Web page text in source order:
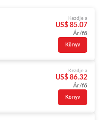
Kezdje a
US$ 85.07
Ár/fő
Könyv
Kezdje a
US$ 86.32
Ár/fő
Könyv